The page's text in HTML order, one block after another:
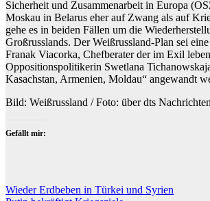
Sicherheit und Zusammenarbeit in Europa
Moskau in Belarus eher auf Zwang als auf
gehe es in beiden Fällen um die
Großrusslands. Der Weißrussland-Plan sei
Franak Viacorka, Chefberater der im Exil
Oppositionspolitikerin Swetlana
Kasachstan, Armenien, Moldau“ angewandt
Bild: Weißrussland / Foto: über dts
Gefällt mir:
Beitragsnavigation
Wieder Erdbeben in Türkei und Syrien